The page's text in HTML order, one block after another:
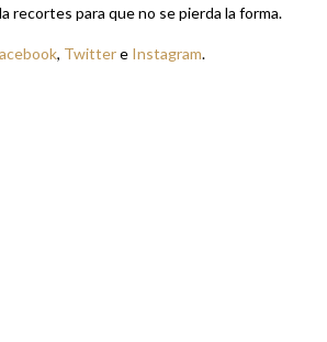
recortes para que no se pierda la forma.
, Twittere Instagram.